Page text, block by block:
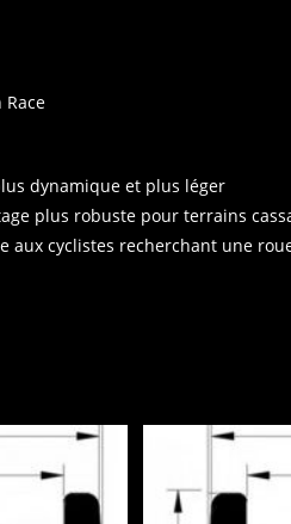
dynamique et plus léger
plus robuste pour terrains
aux cyclistes recherchant une